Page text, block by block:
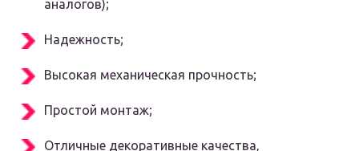
аналогов);
Надежность;
Высокая механическая прочность;
Простой монтаж;
Отличные декоративные качества,